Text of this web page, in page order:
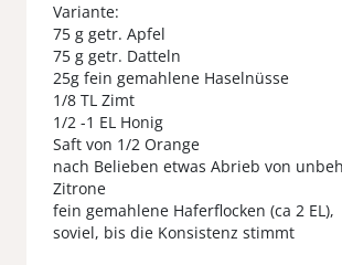
Variante:
75 g getr. Apfel
75 g getr. Datteln
25g fein gemahlene Haselnüsse
1/8 TL Zimt
1/2 -1 EL Honig
Saft von 1/2 Orange
nach Belieben etwas Abrieb von
Zitrone
fein gemahlene Haferflocken (ca 2 EL),
soviel, bis die Konsistenz stimmt